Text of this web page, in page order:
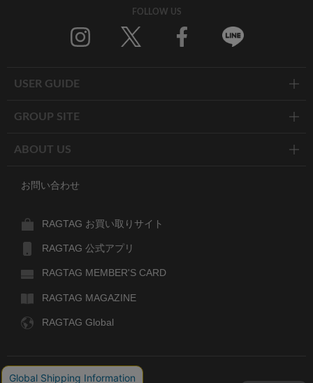
FOLLOW US
USER GUIDE
GROUP SITE
ABOUT US
お問い合わせ
RAGTAG お買い取りサイト
RAGTAG 公式アプリ
RAGTAG MEMBER'S CARD
RAGTAG MAGAZINE
RAGTAG Global